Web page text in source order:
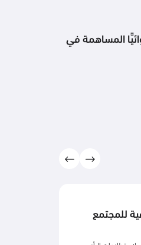
المساهمة في
للمجتمع